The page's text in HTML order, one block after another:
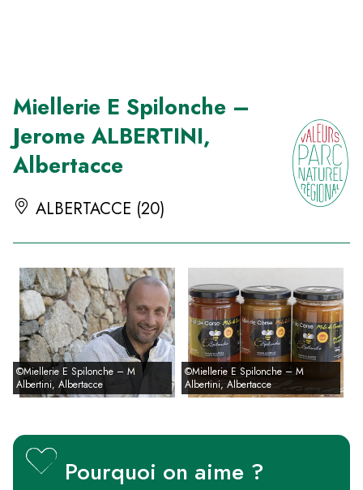
Miellerie E Spilonche –
Jerome ALBERTINI,
Albertacce
ALBERTACCE (20)
©Miellerie E Spilonche – M
Albertini, Albertacce
©Miellerie E Spilonche – M
Albertini, Albertacce
Pourquoi on aime ?